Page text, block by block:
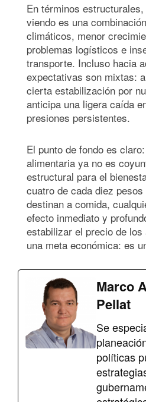
En términos
viendo es una
climáticos, menor
problemas logísticos e
transporte. Incluso hacia
expectativas son mixtas:
cierta estabilización por
anticipa una ligera caída
presiones persistentes.
El punto de fondo es
alimentaria ya no es
estructural para el
cuatro de cada diez
destinan a comida,
efecto inmediato y
estabilizar el precio de
una meta económica: es
Marco
Pellat
Se
políticas